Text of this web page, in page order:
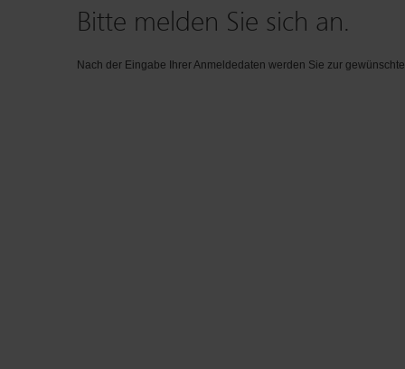
Bitte melden Sie sich an.
Nach der Eingabe Ihrer Anmeldedaten werden Sie zur